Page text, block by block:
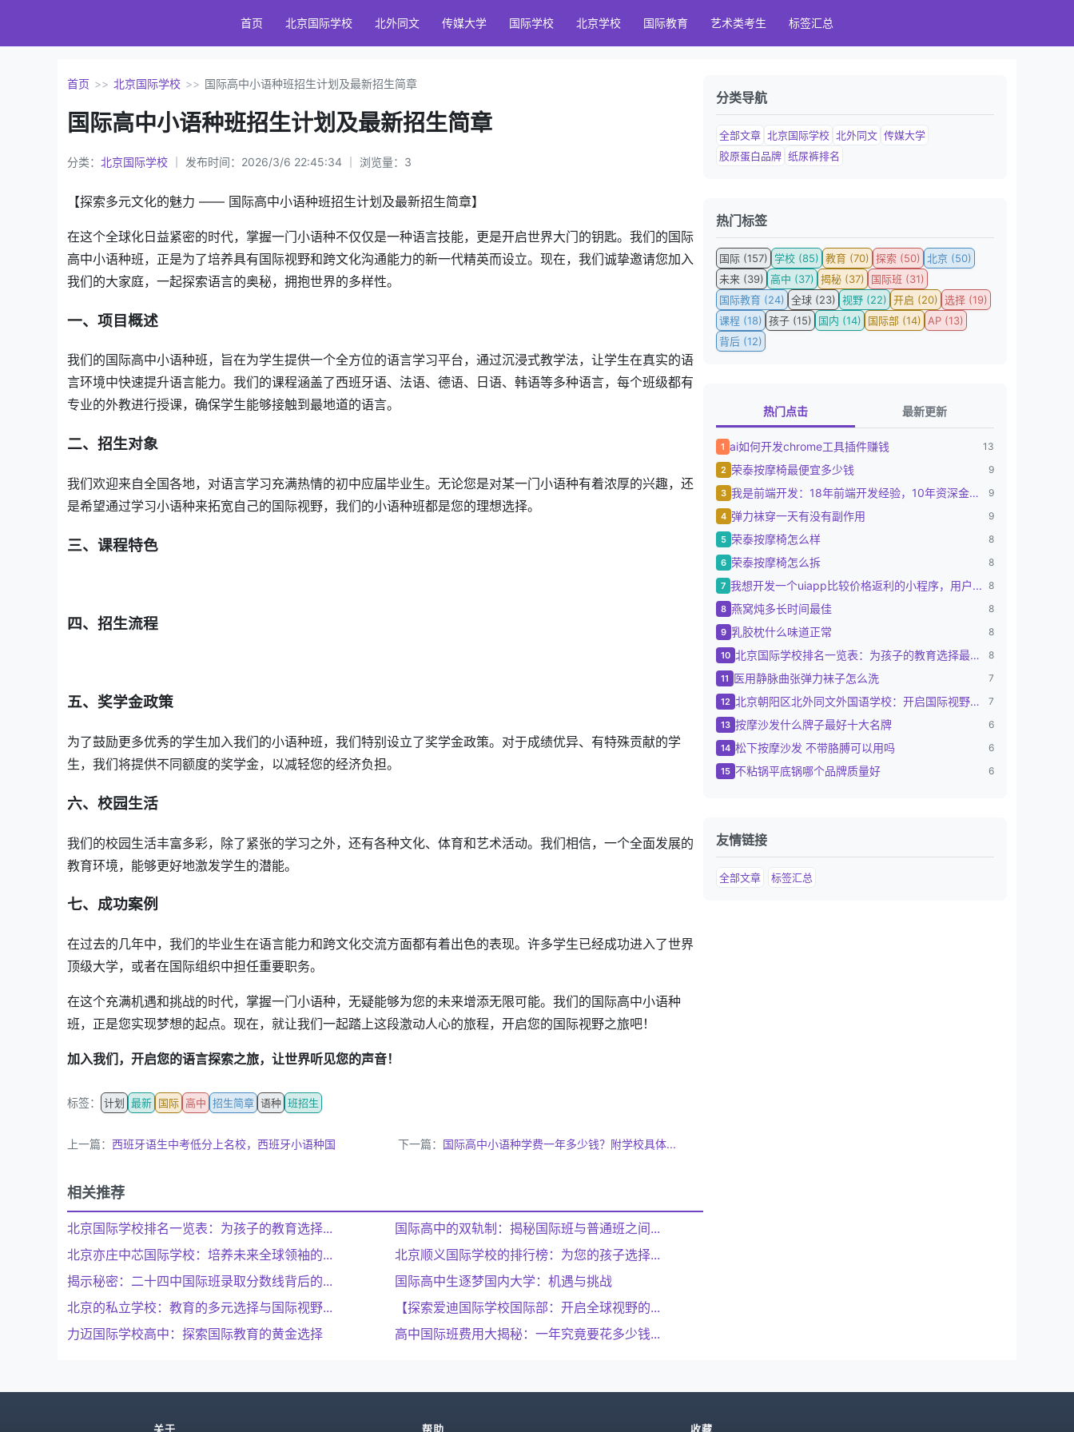
首页 北京国际学校 北外同文 传媒大学 国际学校 北京学校 国际教育 艺术类考生 标签汇总
首页 >> 北京国际学校 >> 国际高中小语种班招生计划及最新招生简章
国际高中小语种班招生计划及最新招生简章
分类： 北京国际学校 ｜ 发布时间：2026/3/6 22:45:34 ｜ 浏览量： 3
【探索多元文化的魅力 —— 国际高中小语种班招生计划及最新招生简章】
在这个全球化日益紧密的时代，掌握一门小语种不仅仅是一种语言技能，更是开启世界大门的钥匙。我们的国际
高中小语种班，正是为了培养具有国际视野和跨文化沟通能力的新一代精英而设立。现在，我们诚挚邀请您加入
我们的大家庭，一起探索语言的奥秘，拥抱世界的多样性。
一、项目概述
我们的国际高中小语种班，旨在为学生提供一个全方位的语言学习平台，通过沉浸式教学法，让学生在真实的语
言环境中快速提升语言能力。我们的课程涵盖了西班牙语、法语、德语、日语、韩语等多种语言，每个班级都有
专业的外教进行授课，确保学生能够接触到最地道的语言。
二、招生对象
我们欢迎来自全国各地，对语言学习充满热情的初中应届毕业生。无论您是对某一门小语种有着浓厚的兴趣，还
是希望通过学习小语种来拓宽自己的国际视野，我们的小语种班都是您的理想选择。
三、课程特色
四、招生流程
五、奖学金政策
为了鼓励更多优秀的学生加入我们的小语种班，我们特别设立了奖学金政策。对于成绩优异、有特殊贡献的学
生，我们将提供不同额度的奖学金，以减轻您的经济负担。
六、校园生活
我们的校园生活丰富多彩，除了紧张的学习之外，还有各种文化、体育和艺术活动。我们相信，一个全面发展的
教育环境，能够更好地激发学生的潜能。
七、成功案例
在过去的几年中，我们的毕业生在语言能力和跨文化交流方面都有着出色的表现。许多学生已经成功进入了世界
顶级大学，或者在国际组织中担任重要职务。
在这个充满机遇和挑战的时代，掌握一门小语种，无疑能够为您的未来增添无限可能。我们的国际高中小语种
班，正是您实现梦想的起点。现在，就让我们一起踏上这段激动人心的旅程，开启您的国际视野之旅吧！
加入我们，开启您的语言探索之旅，让世界听见您的声音！
标签： 计划 最新 国际 高中 招生简章 语种 班招生
上一篇： 西班牙语生中考低分上名校，西班牙小语种国 下一篇： 国际高中小语种学费一年多少钱？附学校具体...
相关推荐
北京国际学校排名一览表：为孩子的教育选择...
国际高中的双轨制：揭秘国际班与普通班之间...
北京亦庄中芯国际学校：培养未来全球领袖的...
北京顺义国际学校的排行榜：为您的孩子选择...
揭示秘密：二十四中国际班录取分数线背后的...
国际高中生逐梦国内大学：机遇与挑战
北京的私立学校：教育的多元选择与国际视野...
【探索爱迪国际学校国际部：开启全球视野的...
力迈国际学校高中：探索国际教育的黄金选择
高中国际班费用大揭秘：一年究竟要花多少钱...
分类导航
全部文章 北京国际学校 北外同文 传媒大学
胶原蛋白品牌 纸尿裤排名
热门标签
国际 (157) 学校 (85) 教育 (70) 探索 (50) 北京 (50)
未来 (39) 高中 (37) 揭秘 (37)
国际班 (31)
国际教育 (24) 全球 (23) 视野 (22) 开启 (20) 选择 (19)
课程 (18) 孩子 (15) 国内 (14) 国际部 (14)
AP (13)
背后 (12)
热门点击 最新更新
1 ai如何开发chrome工具插件赚钱 13
2 荣泰按摩椅最便宜多少钱 9
3 我是前端开发：18年前端开发经验，10年资深金融... 9
4 弹力袜穿一天有没有副作用 9
5 荣泰按摩椅怎么样 8
6 荣泰按摩椅怎么拆 8
7 我想开发一个uiapp比较价格返利的小程序，用户... 8
8 燕窝炖多长时间最佳 8
9 乳胶枕什么味道正常 8
10 北京国际学校排名一览表：为孩子的教育选择最佳路径 8
11 医用静脉曲张弹力袜子怎么洗 7
12 北京朝阳区北外同文外国语学校：开启国际视野的摇篮 7
13 按摩沙发什么牌子最好十大名牌 6
14 松下按摩沙发 不带胳膊可以用吗 6
15 不粘锅平底锅哪个品牌质量好 6
友情链接
全部文章 标签汇总
关于 帮助 收藏